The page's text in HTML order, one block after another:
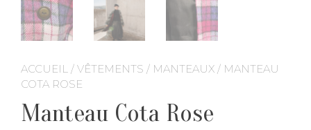
ACCUEIL / VÊTEMENTS / MANTEAUX / MANTEAU
COTA ROSE
Manteau Cota Rose